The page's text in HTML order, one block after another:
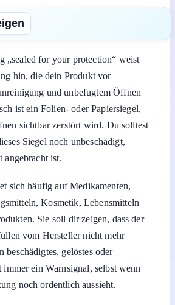
„sealed for your protection“ weist
hin, die dein Produkt vor
und unbefugtem Öffnen
ist ein Folien- oder Papiersiegel,
sichtbar zerstört wird. Du solltest
Siegel noch unbeschädigt,
angebracht ist.
sich häufig auf Medikamenten,
Kosmetik, Lebensmitteln
Sie soll dir zeigen, dass der
vom Hersteller nicht mehr
beschädigtes, gelöstes oder
immer ein Warnsignal, selbst wenn
noch ordentlich aussieht.